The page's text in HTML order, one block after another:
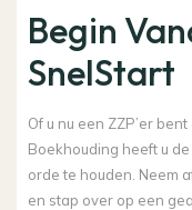
Begin
SnelStart
Of u nu een ZZP’er
Boekhouding heeft u
orde te houden. Neem
en stap over op een